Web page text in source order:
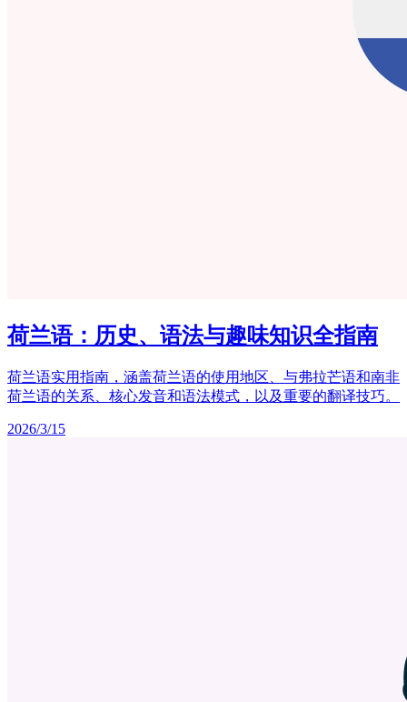
荷兰语：历史、语法与趣味知识全指南
荷兰语实用指南，涵盖荷兰语的使用地区、与弗拉芒语和南非
荷兰语的关系、核心发音和语法模式，以及重要的翻译技巧。
2026/3/15